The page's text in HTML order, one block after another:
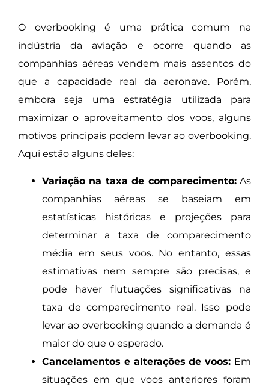
O overbooking é uma prática comum na
indústria da aviação e ocorre quando as
companhias aéreas vendem mais assentos do
que a capacidade real da aeronave. Porém,
embora seja uma estratégia utilizada para
maximizar o aproveitamento dos voos, alguns
motivos principais podem levar ao overbooking.
Aqui estão alguns deles:
Variação na taxa de comparecimento:As
companhias aéreas se baseiam em
estatísticas históricas e projeções para
determinar a taxa de comparecimento
média em seus voos. No entanto, essas
estimativas nem sempre são precisas, e
pode haver flutuações significativas na
taxa de comparecimento real. Isso pode
levar ao overbooking quando a demanda é
maior do que o esperado.
Cancelamentos e alterações de voos: Em
situações em que voos anteriores foram